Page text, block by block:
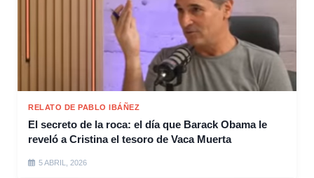
RELATO DE PABLO IBÁÑEZ
El secreto de la roca: el día que Barack Obama le
reveló a Cristina el tesoro de Vaca Muerta
5 ABRIL, 2026